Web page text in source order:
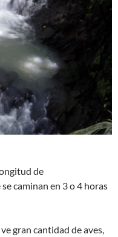
de
caminan en 3 o 4 horas
gran cantidad de aves,